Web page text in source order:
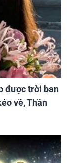
được trời ban
về, Thần